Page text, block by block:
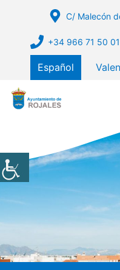
contenido
C/ Malecón
+34 966 71 50 01
Español